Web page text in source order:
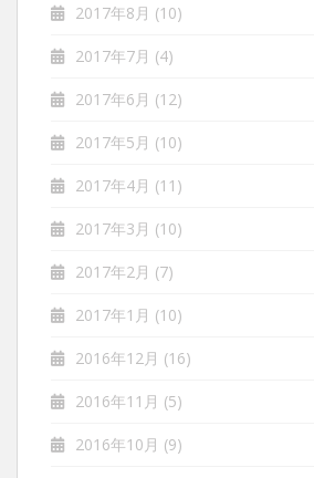
2017年8月 (10)
2017年7月 (4)
2017年6月 (12)
2017年5月 (10)
2017年4月 (11)
2017年3月 (10)
2017年2月 (7)
2017年1月 (10)
2016年12月 (16)
2016年11月 (5)
2016年10月 (9)